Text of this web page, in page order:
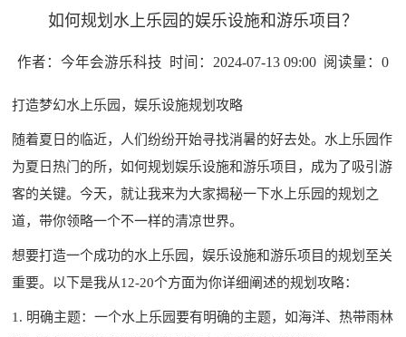
如何规划水上乐园的娱乐设施和游乐项目？
作者：今年会游乐科技 时间：2024-07-13 09:00 阅读量： 0
打造梦幻水上乐园，娱乐设施规划攻略
随着夏日的临近，人们纷纷开始寻找消暑的好去处。水上乐园作
为夏日热门的所，如何规划娱乐设施和游乐项目，成为了吸引游
客的关键。今天，就让我来为大家揭秘一下水上乐园的规划之
道，带你领略一个不一样的清凉世界。
想要打造一个成功的水上乐园，娱乐设施和游乐项目的规划至关
重要。以下是我从12-20个方面为你详细阐述的规划攻略：
1. 明确主题：一个水上乐园要有明确的主题，如海洋、热带雨林